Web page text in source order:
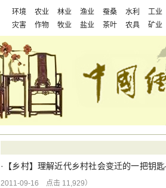
环境 农业 林业 渔业 蚕桑 水利
工业
灾害
作物 牧业 盐业 茶叶 农具 矿业
·【乡村】理解近代乡村社会变迁的一把
2011-09-16 点击 11,929）